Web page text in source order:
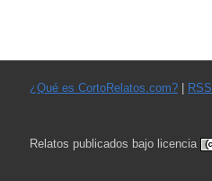
¿Qué es CortoRelatos.com?| RSS
Relatos publicados bajo licencia